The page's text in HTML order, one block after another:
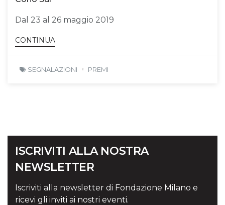
Dal 23 al 26 maggio 2019
CONTINUA
SEGNALAZIONI PREMI
ISCRIVITI ALLA NOSTRA
NEWSLETTER
Iscriviti alla newsletter di Fondazione Milano e
ricevi gli inviti ai nostri eventi.